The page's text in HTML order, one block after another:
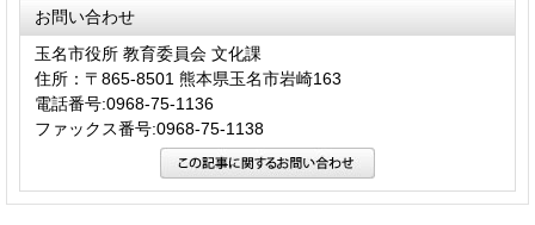
お問い合わせ
玉名市役所 教育委員会 文化課
住所：〒865-8501 熊本県玉名市岩崎163
電話番号:0968-75-1136
ファックス番号:0968-75-1138